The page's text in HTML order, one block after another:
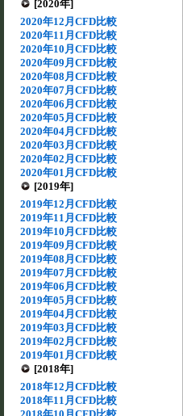
[2020年]
2020年12月CFD比較
2020年11月CFD比較
2020年10月CFD比較
2020年09月CFD比較
2020年08月CFD比較
2020年07月CFD比較
2020年06月CFD比較
2020年05月CFD比較
2020年04月CFD比較
2020年03月CFD比較
2020年02月CFD比較
2020年01月CFD比較
[2019年]
2019年12月CFD比較
2019年11月CFD比較
2019年10月CFD比較
2019年09月CFD比較
2019年08月CFD比較
2019年07月CFD比較
2019年06月CFD比較
2019年05月CFD比較
2019年04月CFD比較
2019年03月CFD比較
2019年02月CFD比較
2019年01月CFD比較
[2018年]
2018年12月CFD比較
2018年11月CFD比較